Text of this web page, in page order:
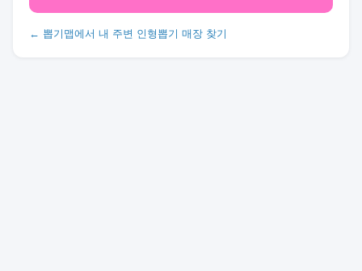
← 뽑기맵에서 내 주변 인형뽑기 매장 찾기